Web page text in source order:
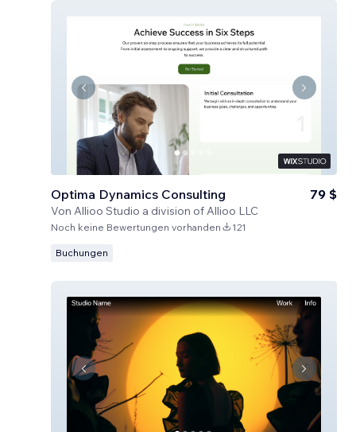
Optima Dynamics Consulting
Von Allioo Studio a division of Allioo LLC
79 $
Noch keine Bewertungen vorhanden 121
Buchungen